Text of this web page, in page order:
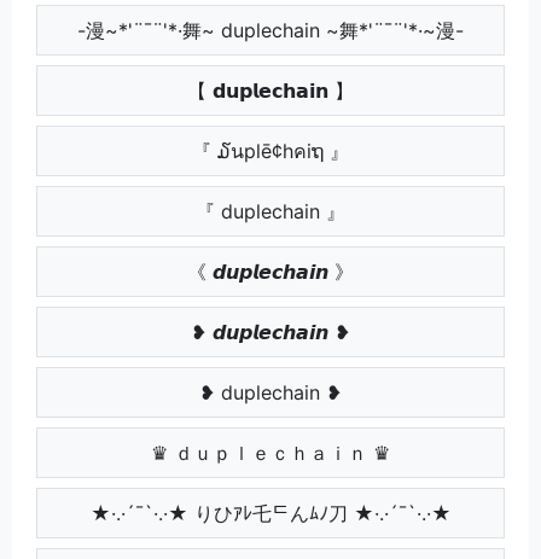
-漫~*'¨¯¨'*·舞~ duplechain ~舞*'¨¯¨'*·~漫-
【 𝗱𝘂𝗽𝗹𝗲𝗰𝗵𝗮𝗶𝗻 】
『 ໓นplē¢hคiຖ 』
『 duplechain 』
《 𝙙𝙪𝙥𝙡𝙚𝙘𝙝𝙖𝙞𝙣 》
❥ 𝙙𝙪𝙥𝙡𝙚𝙘𝙝𝙖𝙞𝙣 ❥
❥ duplechain ❥
♛ ｄｕｐｌｅｃｈａｉｎ ♛
★·.·´¯`·.·★ りひｱﾚ乇ᄃんﾑﾉ刀 ★·.·´¯`·.·★